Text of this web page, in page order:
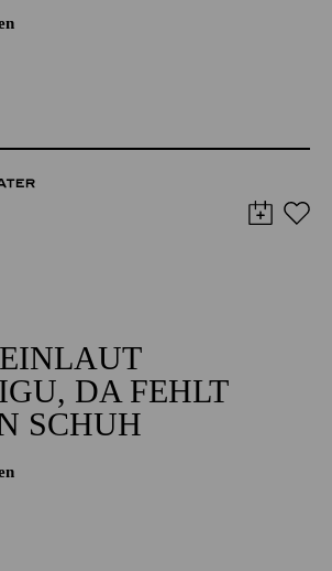
DA FEHLT
SCHUH